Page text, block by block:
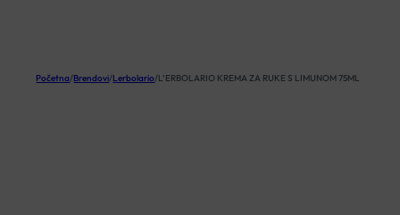
Početna/Brendovi/Lerbolario/L’ERBOLARIO KREMA ZA RUKE S LIMUNOM 75ML